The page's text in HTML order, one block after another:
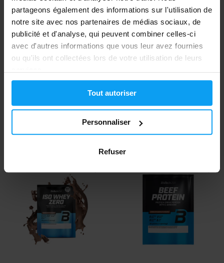
partageons également des informations sur l'utilisation de
notre site avec nos partenaires de médias sociaux, de
publicité et d'analyse, qui peuvent combiner celles-ci
avec d'autres informations que vous leur avez fournies
ou qu'ils ont collectées lors de votre utilisation de leurs
Tout autoriser
Personnaliser
Refuser
100% Pure Whey 28 g
2,20€
-25%
CFM Pure Performance 30 g
0,89€ 1,19€